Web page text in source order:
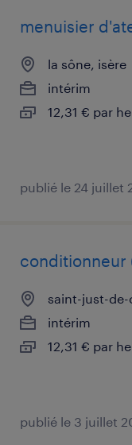
menuisier
la sône, isère
intérim
12,31 € par
publié le 24 juillet
conditionneur
saint-just-de-
intérim
12,31 € par
publié le 3 juillet